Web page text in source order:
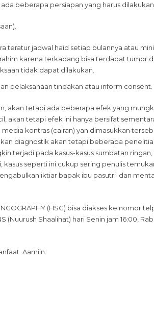
beberapa persiapan yang harus
jadwal haid setiap bulannya atau
karena terkadang bisa terdapat tumor
tidak dapat dilakukan.
pelaksanaan tindakan atau inform consent.
akan tetapi ada beberapa efek yang
akan tetapi efek ini hanya bersifat
kontras (cairan) yan dimasukkan
diagnostik akan tetapi beberapa
terjadi pada kasus-kasus sumbatan
seperti ini cukup sering penulis
iktiar bapak ibu pasutri dan
(HSG) bisa diakses ke nomor
Shaalihat) hari Senin jam 16:00,
Aamiin.